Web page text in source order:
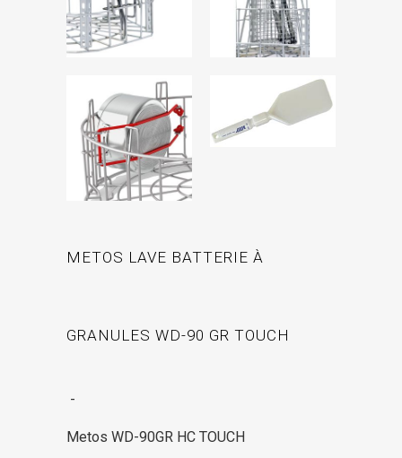
METOS LAVE BATTERIE À
GRANULES WD-90 GR TOUCH
-
Metos WD-90GR HC TOUCH